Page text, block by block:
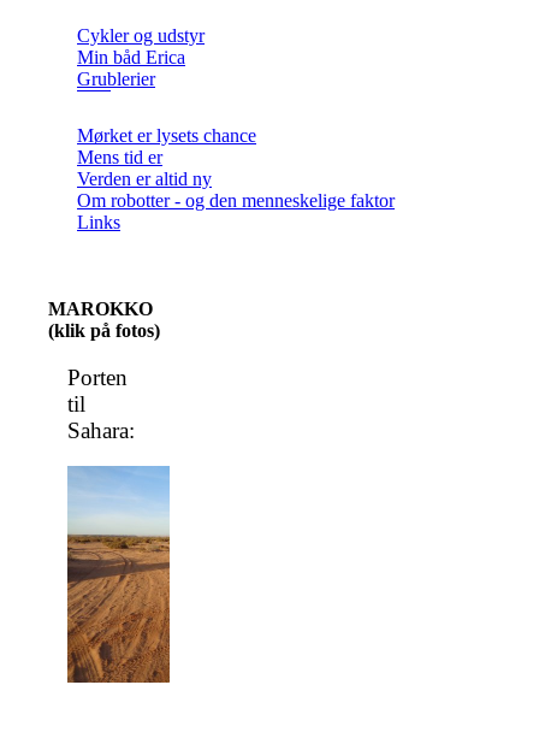
Cykler og udstyr
Min båd Erica
Grublerier
Mørket er lysets chance
Mens tid er
Verden er altid ny
Om robotter - og den menneskelige faktor
Links
MAROKKO
(klik på fotos)
Porten
til
Sahara: